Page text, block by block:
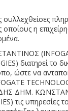
οποίους η
το
ώστε να
ΔΗΜ.
υπηρεσίες